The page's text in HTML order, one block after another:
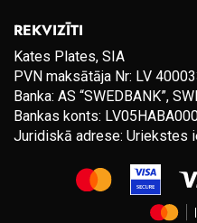
REKVIZĪTI
Kates Plates, SIA
PVN maksātāja Nr: LV
Banka: AS “SWEDBANK”,
Bankas konts:
Juridiskā adrese: Uriekstes